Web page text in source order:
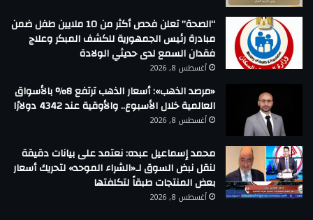
“الصحة” تعلن فحص أكثر من 10 ملايين طفل ضمن
مبادرة رئيس الجمهورية للكشف المبكر وعلاج
فقدان السمع لدى حديثي الولادة
أغسطس 8, 2026
«مرصد الذهب»: أسعار الذهب ترتفع 8% بالأسواق
العالمية خلال الأسبوع.. والأوقية عند 4342 دولارًا
أغسطس 8, 2026
محمد إسماعيل عبده: نعتمد على بيانات دقيقة
لنقل نبض السوق لـ«الشراء الموحد» لتحريك أسعار
بعض المنتجات طبقاً لتكلفتها
أغسطس 8, 2026